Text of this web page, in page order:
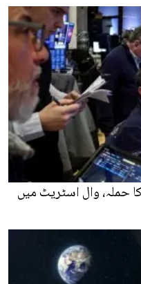
حملہ، وال اسٹریٹ میں